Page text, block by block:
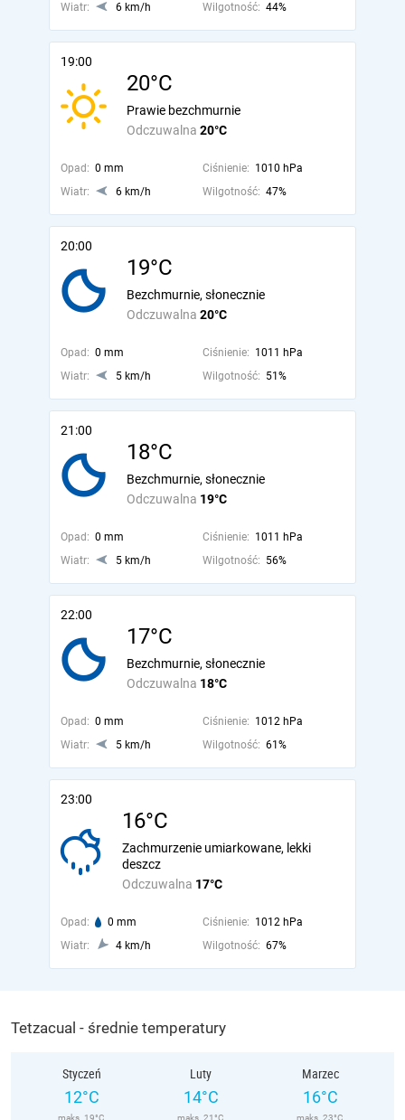
Wiatr:
6 km/h Wilgotność: 44%
19:00
20°C
Odczuwalna 20°C
Prawie bezchmurnie
Opad: 0 mm Ciśnienie: 1010 hPa
Wiatr:
6 km/h Wilgotność: 47%
20:00
19°C
Odczuwalna 20°C
Bezchmurnie, słonecznie
Opad: 0 mm Ciśnienie: 1011 hPa
Wiatr:
5 km/h Wilgotność: 51%
21:00
18°C
Odczuwalna 19°C
Bezchmurnie, słonecznie
Opad: 0 mm Ciśnienie: 1011 hPa
Wiatr:
5 km/h Wilgotność: 56%
22:00
17°C
Odczuwalna 18°C
Bezchmurnie, słonecznie
Opad: 0 mm Ciśnienie: 1012 hPa
Wiatr:
5 km/h Wilgotność: 61%
23:00
16°C
Odczuwalna 17°C
Zachmurzenie umiarkowane, lekki
deszcz
Opad: 0 mm Ciśnienie: 1012 hPa
Wiatr:
4 km/h Wilgotność: 67%
Tetzacual - średnie temperatury
Styczeń
12°C
maks. 19°C
Luty
14°C
maks. 21°C
Marzec
16°C
maks. 23°C